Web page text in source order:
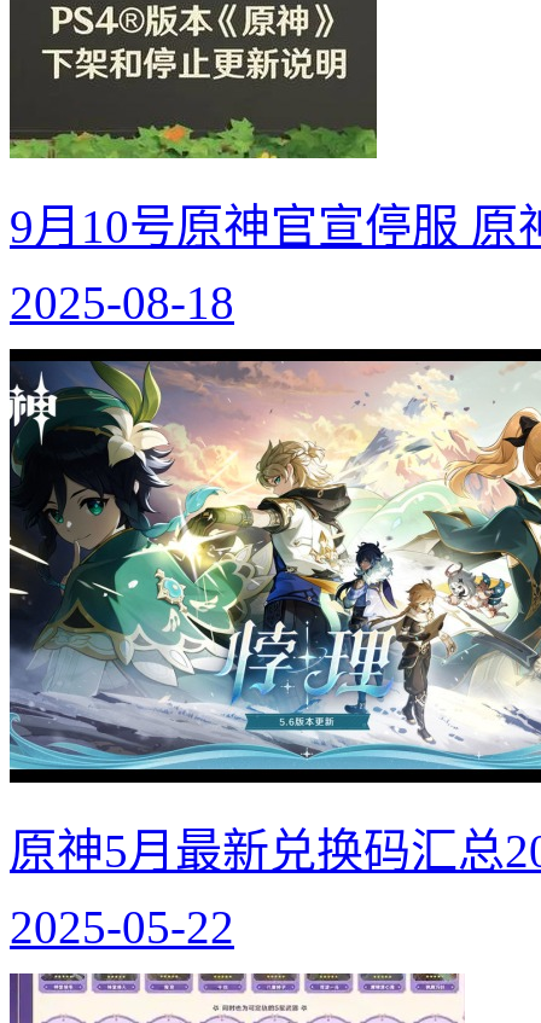
9月10号原神官宣停服 原
2025-08-18
原神5月最新兑换码汇总
2025-05-22